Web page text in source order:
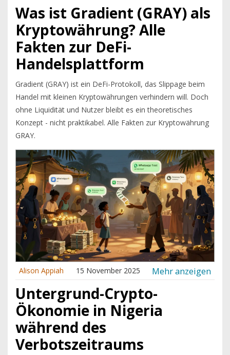
Was ist Gradient (GRAY) als
Kryptowährung? Alle
Fakten zur DeFi-
Handelsplattform
Gradient (GRAY) ist ein DeFi-Protokoll, das Slippage beim
Handel mit kleinen Kryptowährungen verhindern will. Doch
ohne Liquidität und Nutzer bleibt es ein theoretisches
Konzept - nicht praktikabel. Alle Fakten zur Kryptowährung
GRAY.
Alison Appiah 15 November 2025 Mehr anzeigen
Untergrund-Crypto-
Ökonomie in Nigeria
während des
Verbotszeitraums